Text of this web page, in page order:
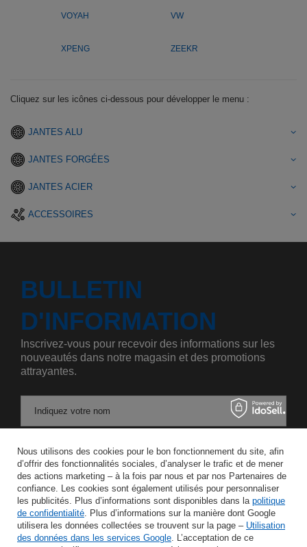
VOYAH VW
XPENG ZEEKR
Cliquez sur les icônes ci-dessous pour développer le menu :
JANTES ALU
JANTES FORGÉES
JANTES ACIER
ACCESSOIRES
BULLETIN
D'INFORMATION
Inscrivez-vous pour recevoir des informations sur les
nouveautés dans notre magasin et des promotions
attrayantes.
Indiquez votre nom
Saisissez votre adresse e-mail
J'accepte le traitement de mes données personnelles aux fins et dans le cadre du service Newsletter dans la rubrique
ÉCONOMISER
Nous utilisons des cookies pour le bon fonctionnement du site, afin
d’offrir des fonctionnalités sociales, d’analyser le trafic et de mener
des actions marketing – à la fois par nous et par nos Partenaires de
confiance. Les cookies sont également utilisés pour personnaliser
les publicités. Plus d’informations sont disponibles dans la politique
de confidentialité. Plus d’informations sur la manière dont Google
utilisera les données collectées se trouvent sur la page – Utilisation
des données dans les services Google. L’acceptation de ce